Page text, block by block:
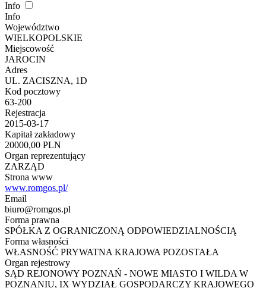
Info
Info
Województwo
WIELKOPOLSKIE
Miejscowość
JAROCIN
Adres
UL. ZACISZNA, 1D
Kod pocztowy
63-200
Rejestracja
2015-03-17
Kapitał zakładowy
20000,00 PLN
Organ reprezentujący
ZARZĄD
Strona www
www.romgos.pl/
Email
biuro@romgos.pl
Forma prawna
SPÓŁKA Z OGRANICZONĄ ODPOWIEDZIALNOŚCIĄ
Forma własności
WŁASNOŚĆ PRYWATNA KRAJOWA POZOSTAŁA
Organ rejestrowy
SĄD REJONOWY POZNAŃ - NOWE MIASTO I WILDA W
POZNANIU, IX WYDZIAŁ GOSPODARCZY KRAJOWEGO